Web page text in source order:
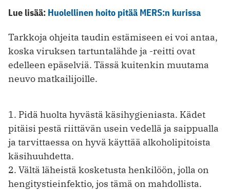
Lue lisää: Huolellinen hoito pitää MERS:n kurissa
Tarkkoja ohjeita taudin estämiseen ei voi antaa,
koska viruksen tartuntalähde ja -reitti ovat
edelleen epäselviä. Tässä kuitenkin muutama
neuvo matkailijoille.
1. Pidä huolta hyvästä käsihygieniasta. Kädet
pitäisi pestä riittävän usein vedellä ja saippualla
ja tarvittaessa on hyvä käyttää alkoholipitoista
käsihuuhdetta.
2. Vältä läheistä kosketusta henkilöön, jolla on
hengitystieinfektio, jos tämä on mahdollista.